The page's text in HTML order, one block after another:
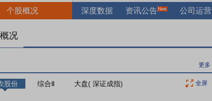
个股概况 深度数据 资讯公告 公司运营
况
更多
股份 综合Ⅱ 大盘( 深证成指) 全屏